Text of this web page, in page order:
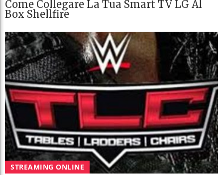
Come Collegare La Tua Smart TV LG Al
Box Shellfire
STREAMING ONLINE